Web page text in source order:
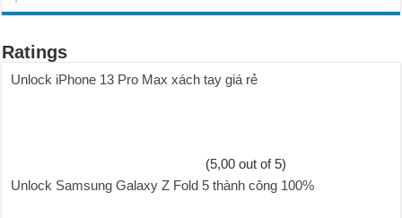
Ratings
Unlock iPhone 13 Pro Max xách tay giá rẻ
(5,00 out of 5)
Unlock Samsung Galaxy Z Fold 5 thành công 100%